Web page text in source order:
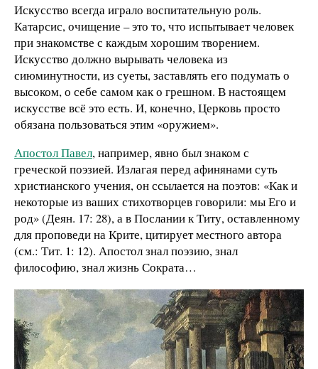
Искусство всегда играло воспитательную роль.
Катарсис, очищение – это то, что испытывает человек
при знакомстве с каждым хорошим творением.
Искусство должно вырывать человека из
сиюминутности, из суеты, заставлять его подумать о
высоком, о себе самом как о грешном. В настоящем
искусстве всё это есть. И, конечно, Церковь просто
обязана пользоваться этим «оружием».
Апостол Павел, например, явно был знаком с
греческой поэзией. Излагая перед афинянами суть
христианского учения, он ссылается на поэтов: «Как и
некоторые из ваших стихотворцев говорили: мы Его и
род» (Деян. 17: 28), а в Послании к Титу, оставленному
для проповеди на Крите, цитирует местного автора
(см.: Тит. 1: 12). Апостол знал поэзию, знал
философию, знал жизнь Сократа…